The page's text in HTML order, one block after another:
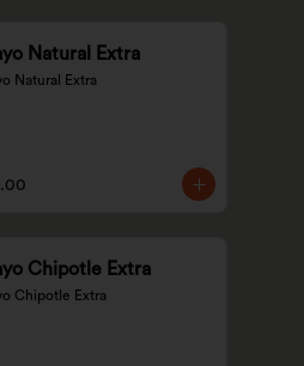
Natural Extra
Natural Extra
Chipotle Extra
Chipotle Extra